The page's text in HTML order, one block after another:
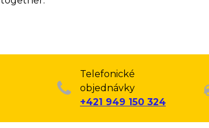
Telefonické
objednávky
+421 949 150 324